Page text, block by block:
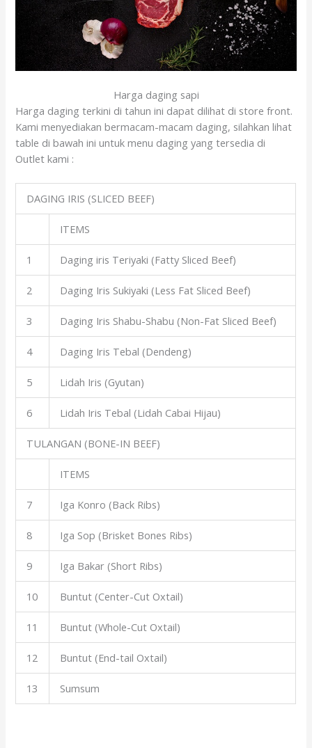
Harga daging sapi
Harga daging terkini di tahun ini dapat dilihat di store front.
Kami menyediakan bermacam-macam daging, silahkan lihat
table di bawah ini untuk menu daging yang tersedia di
Outlet kami :
DAGING IRIS (SLICED BEEF)
ITEMS
1 Daging iris Teriyaki (Fatty Sliced Beef)
2 Daging Iris Sukiyaki (Less Fat Sliced Beef)
3 Daging Iris Shabu-Shabu (Non-Fat Sliced Beef)
4 Daging Iris Tebal (Dendeng)
5 Lidah Iris (Gyutan)
6 Lidah Iris Tebal (Lidah Cabai Hijau)
TULANGAN (BONE-IN BEEF)
ITEMS
7 Iga Konro (Back Ribs)
8 Iga Sop (Brisket Bones Ribs)
9 Iga Bakar (Short Ribs)
10 Buntut (Center-Cut Oxtail)
11 Buntut (Whole-Cut Oxtail)
12 Buntut (End-tail Oxtail)
13 Sumsum